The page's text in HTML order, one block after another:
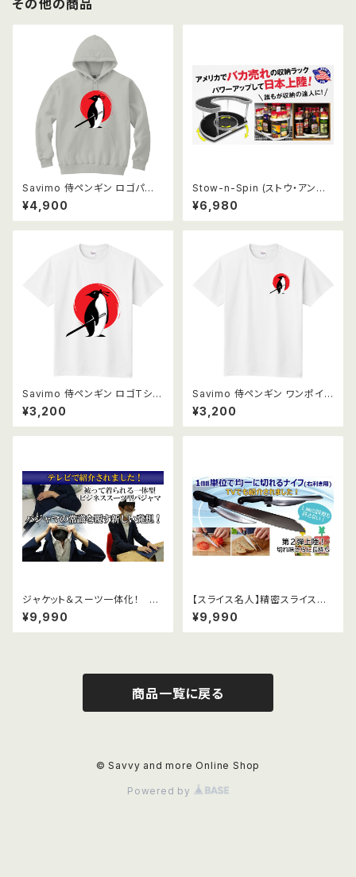
その他の商品
Savimo 侍ペンギン ロゴパー
カー
¥4,900
Stow-n-Spin (ストウ・アンド・
スピン) 回転式収納ラック Delu
xue
¥6,980
Savimo 侍ペンギン ロゴTシャ
ツ
¥3,200
Savimo 侍ペンギン ワンポイン
トロゴTシャツ
¥3,200
ジャケット＆スーツ一体化！ ビ
ジネススーツ型パジャマ「ビズウ
ェット」
¥9,990
【スライス名人】精密スライスナ
イフ
¥9,990
商品一覧に戻る
© Savvy and more Online Shop
Powered by